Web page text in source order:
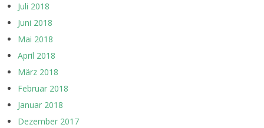
Juli 2018
Juni 2018
Mai 2018
April 2018
März 2018
Februar 2018
Januar 2018
Dezember 2017